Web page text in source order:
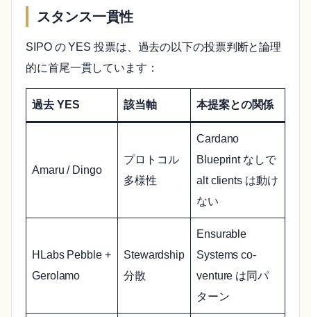
スタンス一貫性
SIPO の YES 投票は、過去の以下の投票判断と論理
的に首尾一貫しています：
過去 YES 該当軸 本提案との関係
Amaru / Dingo
プロトコル
多様性
Cardano
Blueprint なしで
alt clients は動け
ない
HLabs Pebble +
Gerolamo
Stewardship
分散
Ensurable
Systems co-
venture は同パ
ターン